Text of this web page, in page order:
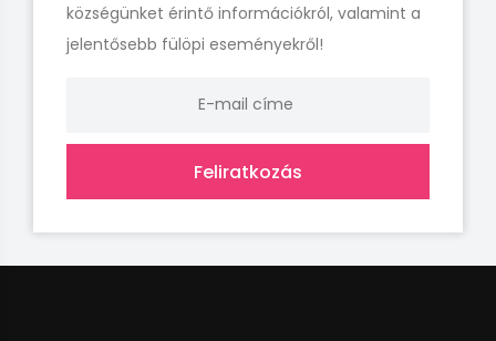
községünket érintő információkról, valamint a
jelentősebb fülöpi eseményekről!
Feliratkozás